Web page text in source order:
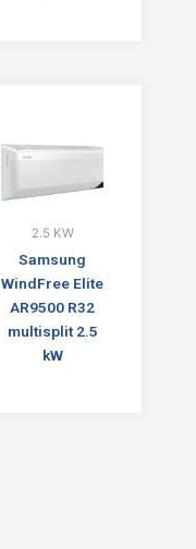
2.5 KW
Samsung
WindFree Elite
AR9500 R32
multisplit 2.5
kW